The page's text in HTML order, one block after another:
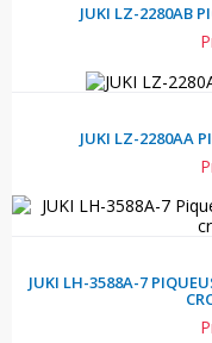
JUKI LZ-2280AB
JUKI LZ-2280AA
JUKI LH-3588A-7